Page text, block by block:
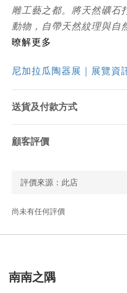
雕工藝之都。將天然礦石
動物，自帶天然紋理與自
暸解更多
尼加拉瓜陶器展｜展覽資
送貨及付款方式
顧客評價
尚未有任何評價
南南之隅